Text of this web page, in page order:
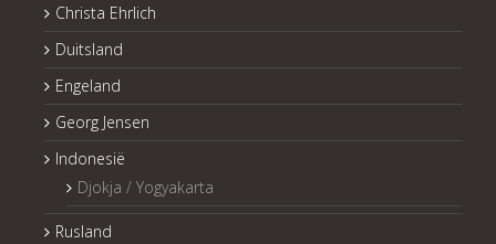
Christa Ehrlich
Duitsland
Engeland
Georg Jensen
Indonesië
Djokja / Yogyakarta
Rusland